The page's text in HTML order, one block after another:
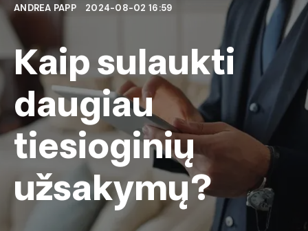
ANDREA PAPP 2024-08-02 16:59
Kaip sulaukti
daugiau
tiesioginių
užsakymų?